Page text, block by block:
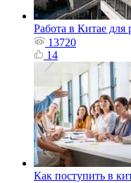
Работа в Китае для
13720
14
Как поступить в